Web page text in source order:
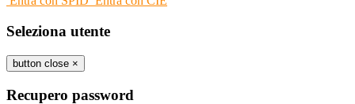
Seleziona utente
button close ×
Recupero password